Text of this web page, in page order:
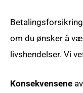
om du ønsker å
livshendelser. Vi
Konsekvensene